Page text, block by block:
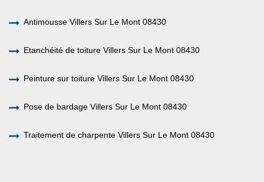
Antimousse Villers Sur Le Mont 08430
Etanchéité de toiture Villers Sur Le Mont 08430
Peinture sur toiture Villers Sur Le Mont 08430
Pose de bardage Villers Sur Le Mont 08430
Traitement de charpente Villers Sur Le Mont 08430